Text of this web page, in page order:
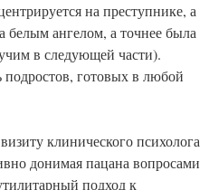
на преступнике, а
ангелом, а точнее была
в следующей части).
готовых в любой
клинического психолога
донимая пацана вопросами
подход к